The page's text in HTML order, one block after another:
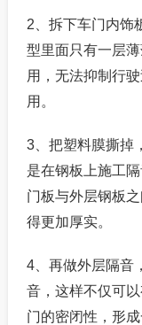
2、拆下车门内饰
型里面只有一层
用，无法抑制行
用。
3、把塑料膜撕掉
是在钢板上施工
门板与外层钢板
得更加厚实。
4、再做外层隔音
音，这样不仅可
门的密闭性，形